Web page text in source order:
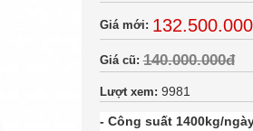
Giá mới:
Giá cũ: 140.000.000đ
Lượt xem: 9981
- Công suất 1400kg/